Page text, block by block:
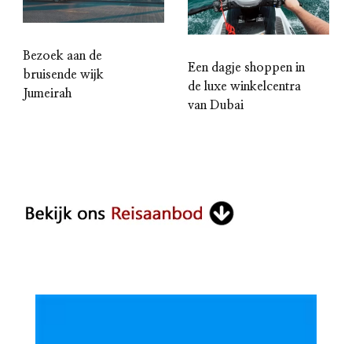
Bezoek aan de
bruisende wijk
Jumeirah
Een dagje shoppen in
de luxe winkelcentra
van Dubai